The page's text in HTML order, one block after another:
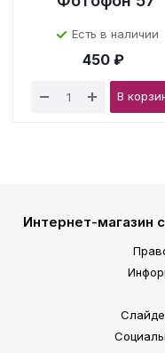
Есть в наличии
450 ₽
В
Интернет-магазин